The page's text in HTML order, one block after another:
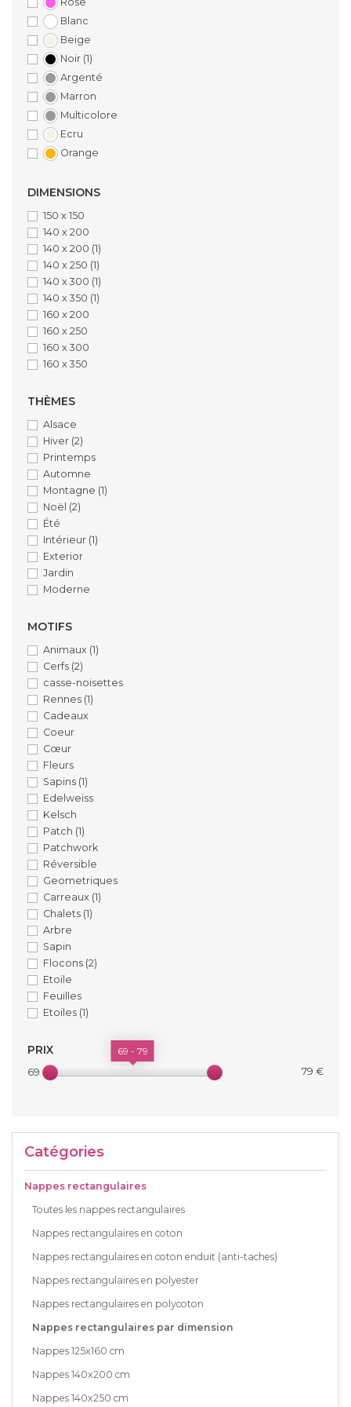
Blanc
Beige
Noir (1)
Argenté
Marron
Multicolore
Ecru
Orange
DIMENSIONS
150 x 150
140 x 200
140 x 200 (1)
140 x 250 (1)
140 x 300 (1)
140 x 350 (1)
160 x 200
160 x 250
160 x 300
160 x 350
THÈMES
Alsace
Hiver (2)
Printemps
Automne
Montagne (1)
Noël (2)
Été
Intérieur (1)
Exterior
Jardin
Moderne
MOTIFS
Animaux (1)
Cerfs (2)
casse-noisettes
Rennes (1)
Cadeaux
Coeur
Cœur
Fleurs
Sapins (1)
Edelweiss
Kelsch
Patch (1)
Patchwork
Réversible
Geometriques
Carreaux (1)
Chalets (1)
Arbre
Sapin
Flocons (2)
Etoile
Feuilles
Etoiles (1)
PRIX
69 € 79 €
69 - 79
Catégories
Nappes rectangulaires
Toutes les nappes rectangulaires
Nappes rectangulaires en coton
Nappes rectangulaires en coton enduit (anti-taches)
Nappes rectangulaires en polyester
Nappes rectangulaires en polycoton
Nappes rectangulaires par dimension
Nappes 125x160 cm
Nappes 140x200 cm
Nappes 140x250 cm